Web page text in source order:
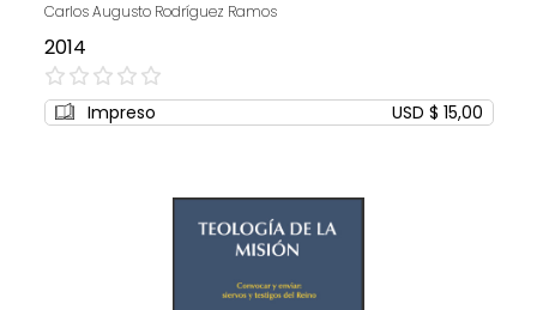
Carlos Augusto Rodríguez Ramos
2014
0%
Impreso USD $ 15,00